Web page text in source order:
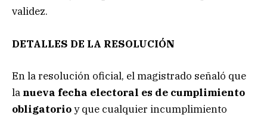
validez.
DETALLES DE LA RESOLUCIÓN
En la resolución oficial, el magistrado señaló que
la nueva fecha electoral es de cumplimiento
obligatorioy que cualquier incumplimiento